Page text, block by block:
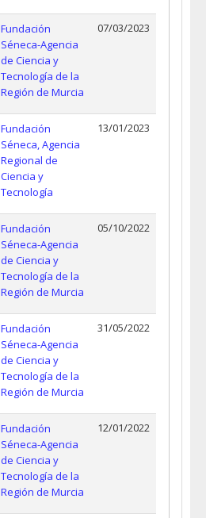
Fundación
Séneca-Agencia
de Ciencia y
Tecnología de la
Región de Murcia
07/03/2023
Fundación
Séneca, Agencia
Regional de
Ciencia y
Tecnología
13/01/2023
Fundación
Séneca-Agencia
de Ciencia y
Tecnología de la
Región de Murcia
05/10/2022
Fundación
Séneca-Agencia
de Ciencia y
Tecnología de la
Región de Murcia
31/05/2022
Fundación
Séneca-Agencia
de Ciencia y
Tecnología de la
Región de Murcia
12/01/2022